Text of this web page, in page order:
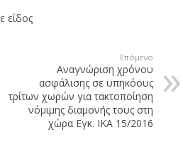
είδος
Επόμενο
Αναγνώριση χρόνου
ασφάλισης σε υπηκόους
τρίτων χωρών για τακτοποίηση
νόμιμης διαμονής τους στη
χώρα Εγκ. ΙΚΑ 15/2016